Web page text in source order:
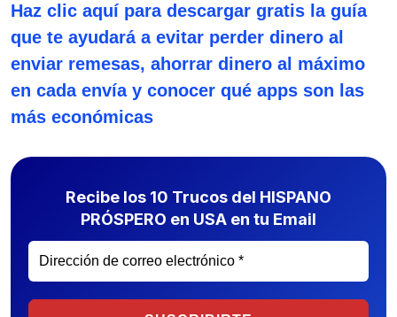
Haz clic aquí para descargar gratis la guía
que te ayudará a evitar perder dinero al
enviar remesas, ahorrar dinero al máximo
en cada envía y conocer qué apps son las
más económicas
Recibe los 10 Trucos del HISPANO
PRÓSPERO en USA en tu Email